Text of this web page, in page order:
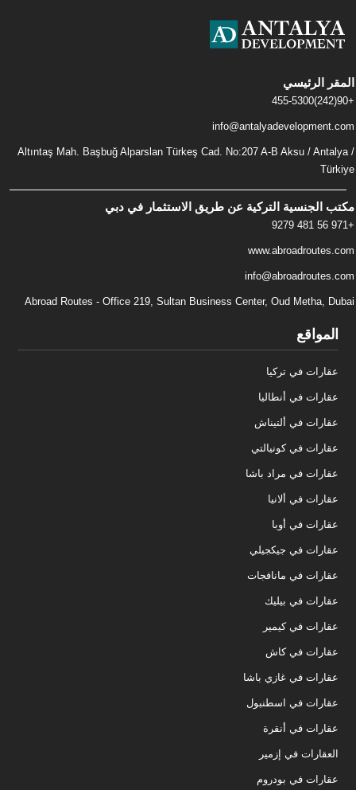
المقر الرئيسي
+90(242)455-5300
info@antalyadevelopment.com
Altıntaş Mah. Başbuğ Alparslan Türkeş Cad. No:207 A-B Aksu / Antalya /
Türkiye
مكتب الجنسية التركية عن طريق الاستثمار في دبي
+971 56 481 9279
www.abroadroutes.com
info@abroadroutes.com
Abroad Routes - Office 219, Sultan Business Center, Oud Metha, Dubai
المواقع
عقارات في تركيا
عقارات في أنطاليا
عقارات في ألتيناش
عقارات في كونيالتي
عقارات في مراد باشا
عقارات في ألانيا
عقارات في أوبا
عقارات في جيكجيلي
عقارات في مانافجات
عقارات في بيليك
عقارات في كيمير
عقارات في كاش
عقارات في غازي باشا
عقارات في اسطنبول
عقارات في أنقرة
العقارات في إزمير
عقارات في بودروم